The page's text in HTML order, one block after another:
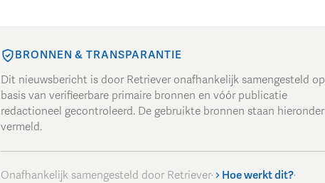
BRONNEN & TRANSPARANTIE
Dit nieuwsbericht is door Retriever onafhankelijk samengesteld op
basis van verifieerbare primaire bronnen en vóór publicatie
redactioneel gecontroleerd. De gebruikte bronnen staan hieronder
vermeld.
Onafhankelijk samengesteld door Retriever· Hoe werkt dit?·